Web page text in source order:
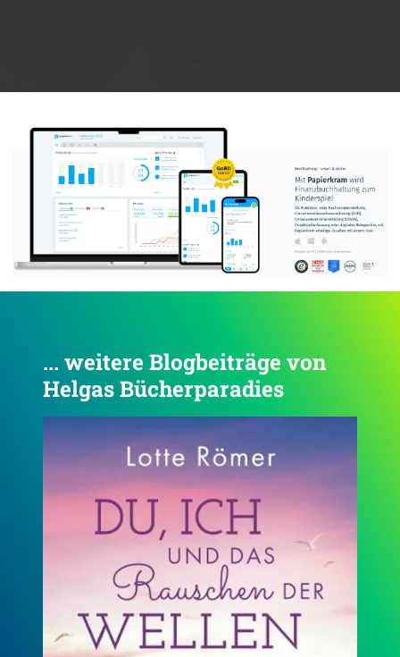
... weitere Blogbeiträge von
Helgas Bücherparadies